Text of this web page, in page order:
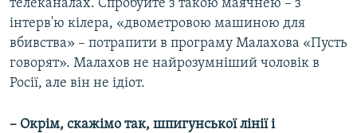
телеканалах. Спробуйте з такою маячнею – з
інтерв'ю кілера, «двометровою машиною для
вбивства» – потрапити в програму Малахова «Пусть
говорят». Малахов не найрозумніший чоловік в
Росії, але він не ідіот.
– Окрім, скажімо так, шпигунської лінії і